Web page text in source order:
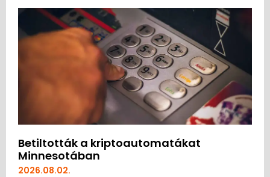
Betiltották a kriptoautomatákat
Minnesotában
2026.08.02.